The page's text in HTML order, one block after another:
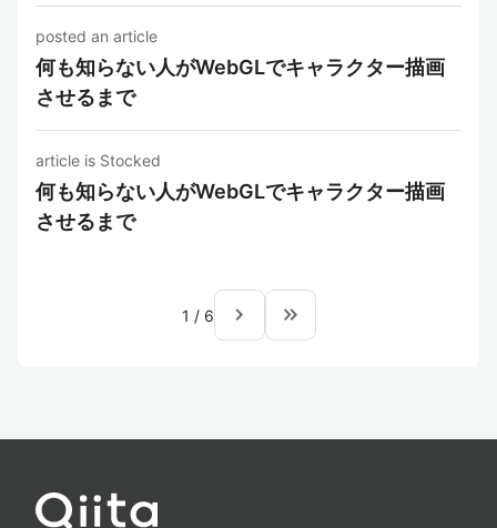
posted an article
何も知らない人がWebGLでキャラクター描画
させるまで
article is Stocked
何も知らない人がWebGLでキャラクター描画
させるまで
1 / 6 navigate_next keyboard_double_arrow_right